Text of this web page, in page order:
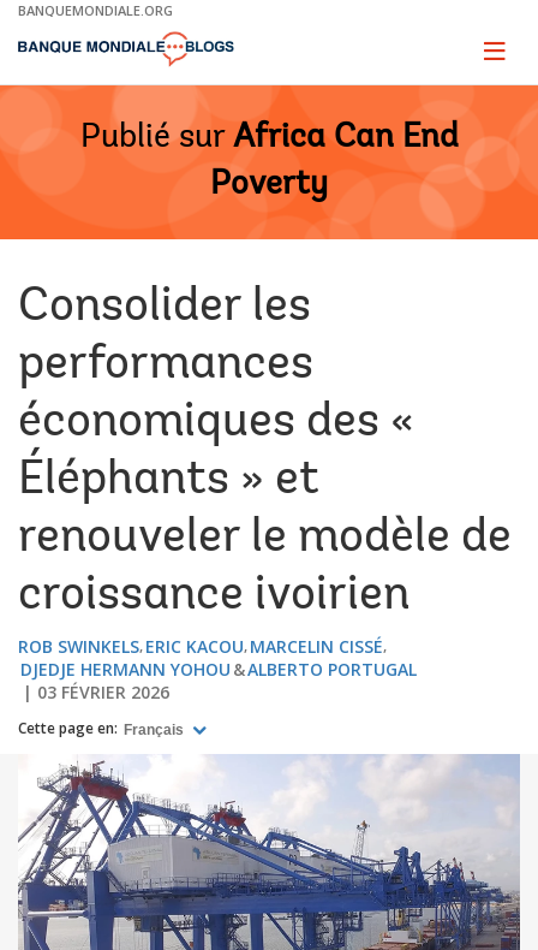
Skip
Main
BANQUEMONDIALE.ORG
Page
Publié sur Africa Can End
Poverty
Consolider les
performances
économiques des «
Éléphants » et
renouveler le modèle de
croissance ivoirien
ROB SWINKELS ERIC KACOU MARCELIN CISSÉ
DJEDJE HERMANN YOHOU
ALBERTO PORTUGAL
03 FÉVRIER 2026
Cette page en: Français